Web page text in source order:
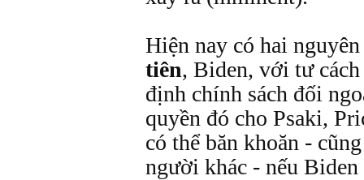
Hiện nay có hai
tiên, Biden, với tư
định chính sách đối
quyền đó cho Psaki,
có thể băn khoăn -
người khác - nếu Biden